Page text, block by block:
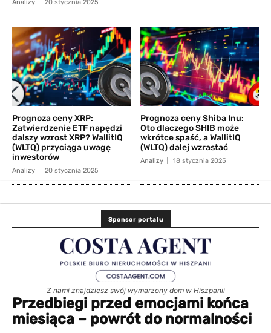
Analizy 20 stycznia 2025
Prognoza ceny XRP:
Zatwierdzenie ETF napędzi
dalszy wzrost XRP? WallitIQ
(WLTQ) przyciąga uwagę
inwestorów
Analizy 20 stycznia 2025
Prognoza ceny Shiba Inu:
Oto dlaczego SHIB może
wkrótce spaść, a WallitIQ
(WLTQ) dalej wzrastać
Analizy 18 stycznia 2025